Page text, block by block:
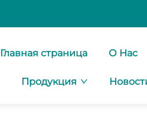
Главная страница О Нас
Продукция